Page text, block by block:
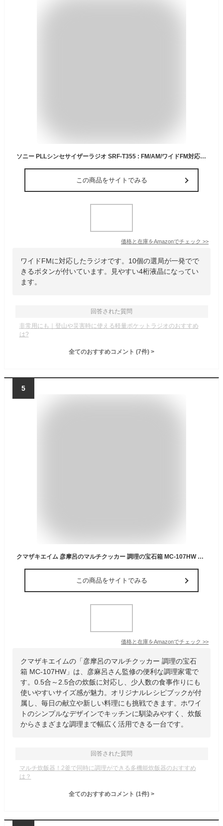
ソニー PLLシンセサイザーラジオ SRF-T355 : FM/AM/ワイドFM対応 片耳イヤホン付属 ブラック SRF-T355 B
この商品をサイトでみる
価格と在庫をAmazonでチェック >>
ワイドFMに対応したラジオです。10個の選局が一発でで
きるボタンが付いています。見やすい4桁液晶になってい
ます。
回答された質問
非常用にも｜登山や災害時に使える軽量ポケットラジオのおすすめ
は?
全てのおすすめコメント (7件) >
5
クマザキエイム 彦摩呂のマルチクッカー 調理の宝石箱 MC-107HW ホワイト 0.5合～2.5 オリジナルレシピブック付き 彦麻呂さん監修
この商品をサイトでみる
価格と在庫をAmazonでチェック >>
クマザキエイムの「彦摩呂のマルチクッカー 調理の宝石
箱 MC-107HW」は、彦麻呂さん監修の便利な調理家電で
す。0.5合～2.5合の炊飯に対応し、少人数の食事作りにも
使いやすいサイズ感が魅力。オリジナルレシピブックが付
属し、毎日の献立や新しい料理にも挑戦できます。ホワイ
トのシンプルなデザインでキッチンに馴染みやすく、炊飯
からさまざまな調理まで幅広く活用できる一台です。
回答された質問
マルチ炊飯器！2釜で同時に調理ができる多機能炊飯器のおすすめ
は？
全てのおすすめコメント (1件) >